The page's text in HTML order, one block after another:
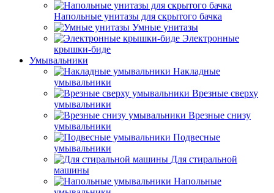
Напольные унитазы для скрытого бачка
Умные унитазы
Электронные
крышки-биде
Умывальники
Накладные
умывальники
Врезные сверху
умывальники
Врезные снизу
умывальники
Подвесные
умывальники
Для стиральной
машины
Напольные